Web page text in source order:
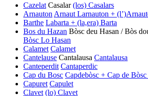
Cazelat Casalar(los) Casalars
Arnauton Arnaut Larnauton +
Barthe Labarta + (la,era) Barta
Bos du Hazan Bòsc deu Hasan / Bòs
Bòsc Lo Hasan
Calamet Calamet
Cantelause Cantalausa Cantalausa
Canteperdit Cantaperdic
Cap du Bosc Capdebòsc + Cap de Bòsc
Capuret Capulet
Clavet (lo) Clavet